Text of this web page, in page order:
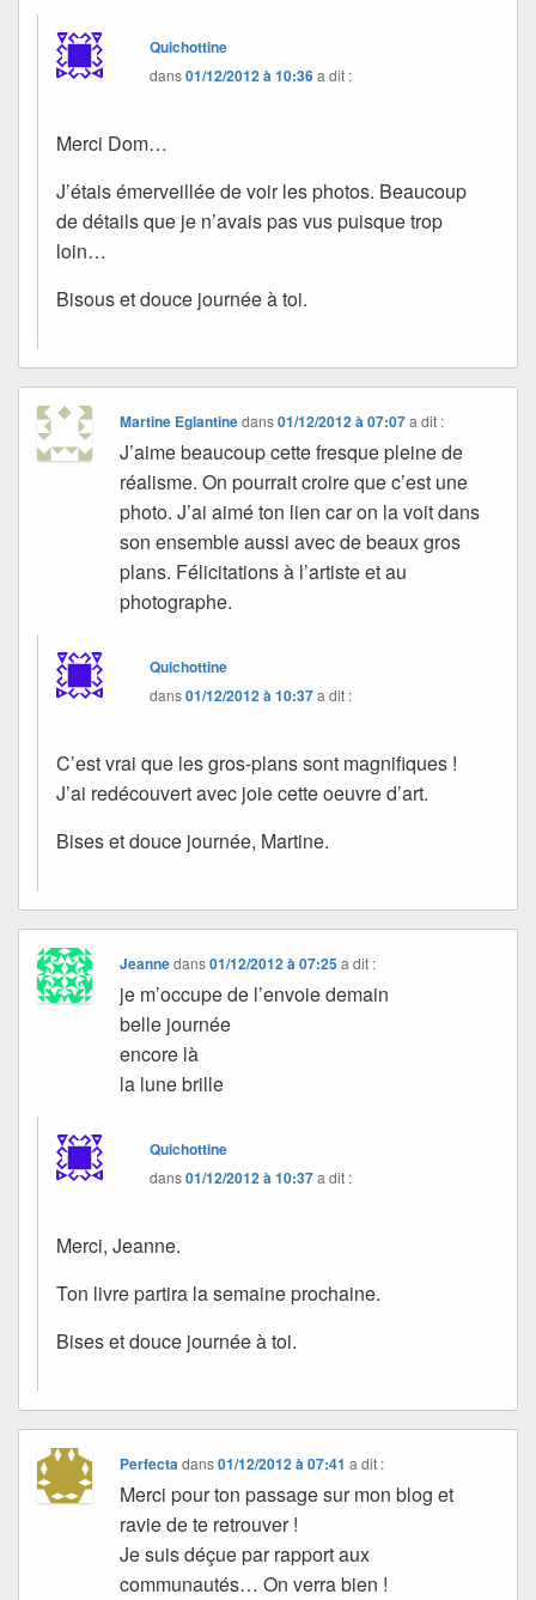
Quichottine
dans01/12/2012 à 10:36a dit :
Merci Dom…
J’étais émerveillée de voir les photos. Beaucoup
de détails que je n’avais pas vus puisque trop
loin…
Bisous et douce journée à toi.
Martine Eglantinedans01/12/2012 à 07:07 a dit :
J’aime beaucoup cette fresque pleine de
réalisme. On pourrait croire que c’est une
photo. J’ai aimé ton lien car on la voit dans
son ensemble aussi avec de beaux gros
plans. Félicitations à l’artiste et au
photographe.
Quichottine
dans01/12/2012 à 10:37a dit :
C’est vrai que les gros-plans sont magnifiques !
J’ai redécouvert avec joie cette oeuvre d’art.
Bises et douce journée, Martine.
Jeannedans01/12/2012 à 07:25 a dit :
je m’occupe de l’envoie demain
belle journée
encore là
la lune brille
Quichottine
dans01/12/2012 à 10:37a dit :
Merci, Jeanne.
Ton livre partira la semaine prochaine.
Bises et douce journée à toi.
Perfectadans01/12/2012 à 07:41 a dit :
Merci pour ton passage sur mon blog et
ravie de te retrouver !
Je suis déçue par rapport aux
communautés… On verra bien !